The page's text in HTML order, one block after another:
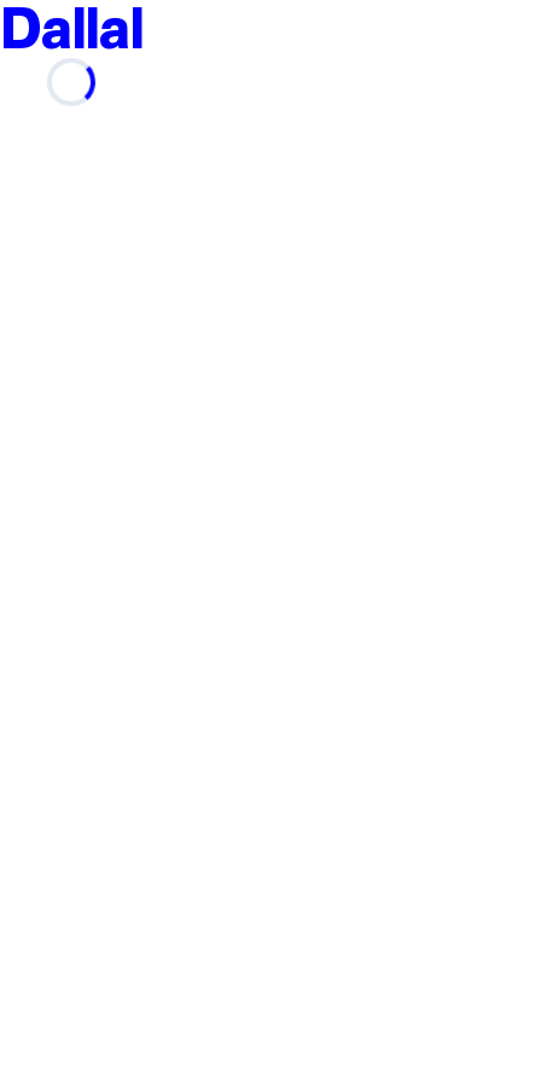
Dallal